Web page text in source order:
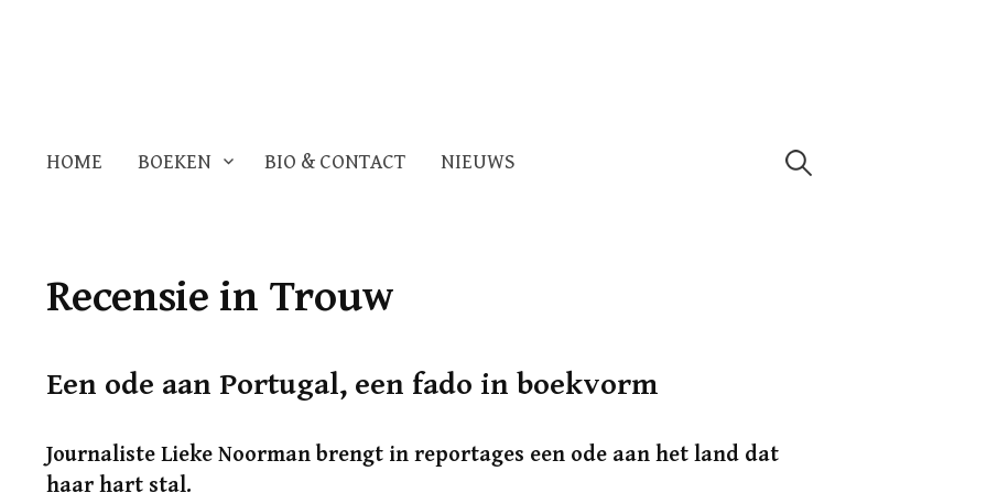
HOME BOEKEN BIO & CONTACT NIEUWS Zoeken
Recensie in Trouw
Een ode aan Portugal, een fado in boekvorm
Journaliste Lieke Noorman brengt in reportages een ode aan het land dat
haar hart stal.